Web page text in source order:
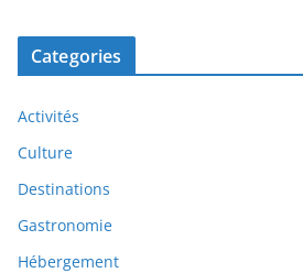
Categories
Activités
Culture
Destinations
Gastronomie
Hébergement